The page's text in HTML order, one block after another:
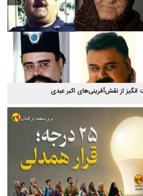
انگیز از نقش‌آفرینی‌های اکبر عبدی